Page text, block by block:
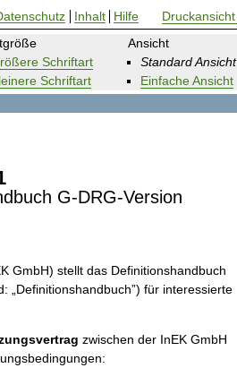
Schriftart
Schriftart
Ansicht
Standard Ansicht
Einfache Ansicht
G-DRG-Version
GmbH) stellt das Definitionshandbuch
„Definitionshandbuch”) für interessierte
zwischen der InEK GmbH
Inhalt Hilfe Druckansicht